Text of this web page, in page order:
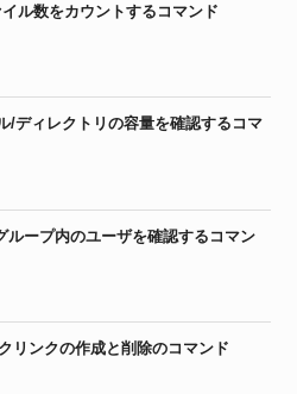
ル数をカウントするコマンド
/ディレクトリの容量を確認するコマ
ループ内のユーザを確認するコマン
リンクの作成と削除のコマンド